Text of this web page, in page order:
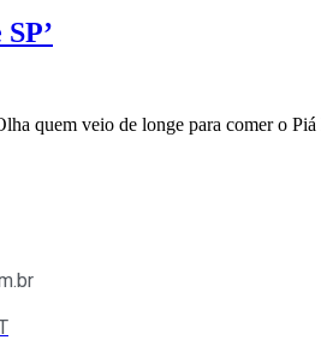
quem veio de longe para comer o